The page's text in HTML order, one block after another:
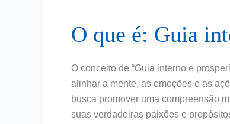
O que é: Guia
O conceito de “Guia interno e
alinhar a mente, as emoções e as
busca promover uma compreensão
suas verdadeiras paixões e